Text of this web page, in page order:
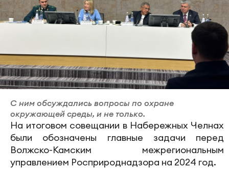
С ним обсуждались вопросы по охране
окружающей среды, и не только.
На итоговом совещании в Набережных Челнах
были обозначены главные задачи перед
Волжско-Камским межрегиональным
управлением Росприроднадзора на 2024 год.